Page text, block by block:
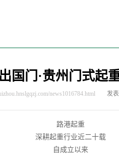
国门·贵州门式起
news1016784.html 发
路港起重
深耕起重行业近二十载
自成立以来